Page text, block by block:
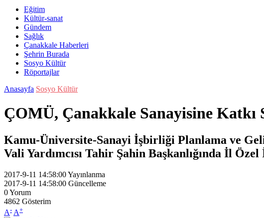
Eğitim
Kültür-sanat
Gündem
Sağlık
Çanakkale Haberleri
Şehrin Burada
Sosyo Kültür
Röportajlar
Anasayfa Sosyo Kültür
ÇOMÜ, Çanakkale Sanayisine Katkı
Kamu-Üniversite-Sanayi İşbirliği Planlama ve
Vali Yardımcısı Tahir Şahin Başkanlığında İl
2017-9-11 14:58:00Yayınlanma
2017-9-11 14:58:00 Güncelleme
0Yorum
4862 Gösterim
A- A+